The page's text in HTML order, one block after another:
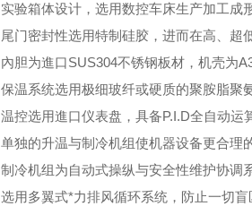
实验箱体设计，选用数控车床生产加工成
尾门密封性选用特制硅胶，进而在高、超
內胆为進口SUS304不锈钢板材，机壳为
保温系统选用极细玻纤或硬质的聚胺脂聚
温控选用進口仪表盘，具备P.I.D全自动运
单独的升温与制冷机组使机器设备更合理
制冷机组为自动式操纵与安全性维护协调
选用多翼式*力排风循环系统，防止一切盲